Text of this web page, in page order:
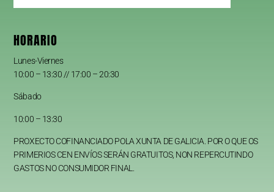
HORARIO
Lunes-Viernes
10:00 – 13:30 // 17:00 – 20:30
Sábado
10:00 – 13:30
PROXECTO COFINANCIADO POLA XUNTA DE GALICIA. POR O QUE OS
PRIMERIOS CEN ENVÍOS SERÁN GRATUITOS, NON REPERCUTINDO
GASTOS NO CONSUMIDOR FINAL.